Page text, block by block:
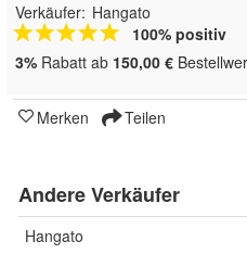
Verkäufer: Hangato
100% positiv
3% Rabatt ab 150,00 €
Merken Teilen
Andere Verkäufer
Hangato